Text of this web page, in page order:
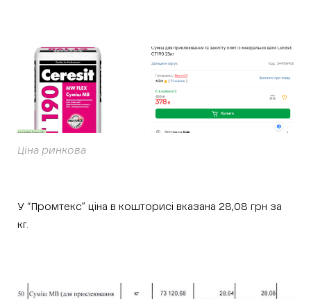
Ціна ринкова
У “Промтекс” ціна в кошторисі вказана 28,08 грн за
кг.